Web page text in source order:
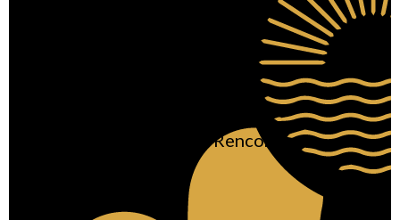
Les Chouettes Rencontres